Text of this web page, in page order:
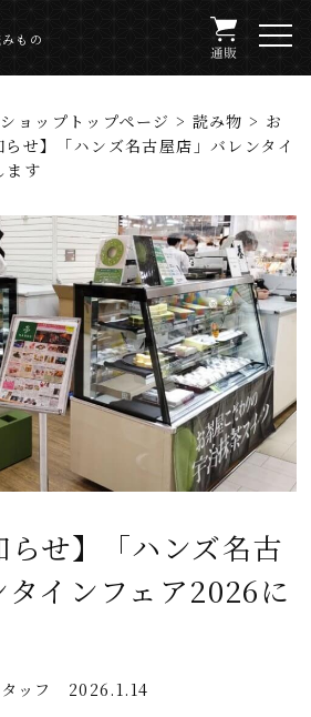
もの
ョップトップページ > 読み物 > お
せ】「ハンズ名古屋店」バレンタイ
ます
らせ】「ハンズ名古
インフェア2026に
ッフ 2026.1.14